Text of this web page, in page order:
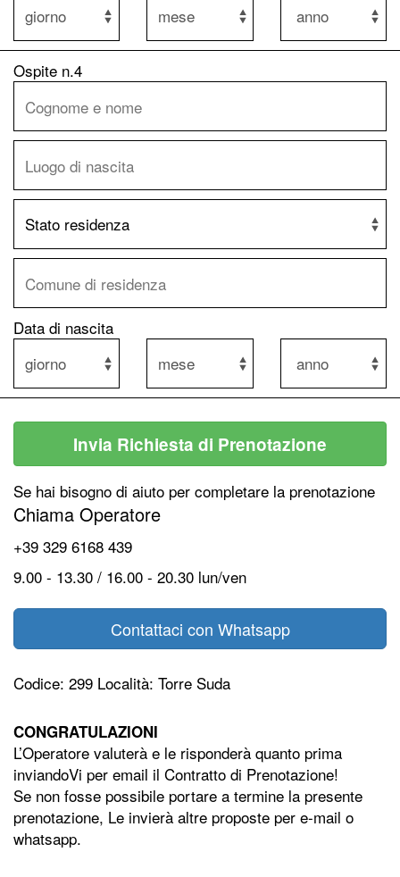
Ospite n.4
Data di nascita
Invia Richiesta di Prenotazione
Se hai bisogno di aiuto per completare la prenotazione
Chiama Operatore
+39 329 6168 439
9.00 - 13.30 / 16.00 - 20.30 lun/ven
Contattaci con Whatsapp
Codice: 299 Località: Torre Suda
CONGRATULAZIONI
L’Operatore valuterà e le risponderà quanto prima
inviandoVi per email il Contratto di Prenotazione!
Se non fosse possibile portare a termine la presente
prenotazione, Le invierà altre proposte per e-mail o
whatsapp.